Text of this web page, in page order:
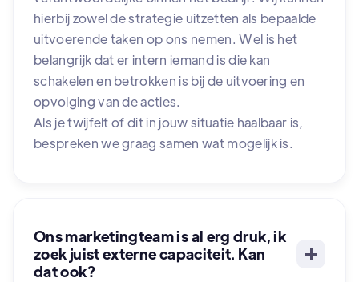
hierbij zowel de strategie uitzetten als bepaalde
uitvoerende taken op ons nemen. Wel is het
belangrijk dat er intern iemand is die kan
schakelen en betrokken is bij de uitvoering en
opvolging van de acties.
Als je twijfelt of dit in jouw situatie haalbaar is,
bespreken we graag samen wat mogelijk is.
Ons marketingteam is al erg druk, ik
zoek juist externe capaciteit. Kan
dat ook?